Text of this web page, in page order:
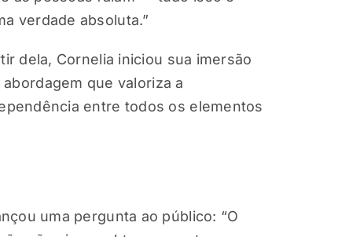
verdade absoluta.”
dela, Cornelia iniciou sua imersão
que valoriza a
entre todos os elementos
uma pergunta ao público: “O